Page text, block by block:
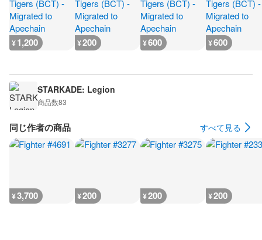
¥1,200 ¥200 ¥600 ¥600
STARKADE: Legion
商品数83
同じ作者の商品 すべて見る
¥3,700 ¥200 ¥200 ¥200